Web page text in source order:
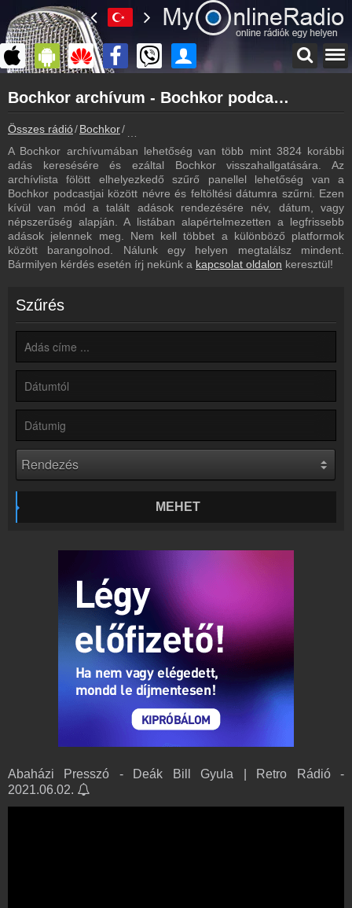
myonlineradio.hu
Bochkor
Vissza a Bochkor oldalára
Bejelentkezés
Hozz létre saját fiókot!
Most szól
Tudd meg mi szólt eddig
Frekvenciák
Bochkor frekvencia
Bochkor műsorai
Webkamera
Bochkor webkamera, élőkép
Hírek
Bochkor kapcsolatos hírek
Kapcsolat
Írj nekünk!
Partnerek
Rádiós partnerek
Rádió beágyazás
Ágyazd be weboldaladba
Bochkor archívum - Bochkor podcasts - Bochkor visszahallgatás
Összes rádió Bochkor
A Bochkor archívumában lehetőség van több mint 3824 korábbi
adás keresésére és ezáltal Bochkor visszahallgatására. Az
archívlista fölött elhelyezkedő szűrő panellel lehetőség van a
Bochkor podcastjai között névre és feltöltési dátumra szűrni. Ezen
kívül van mód a talált adások rendezésére név, dátum, vagy
népszerűség alapján. A listában alapértelmezetten a legfrissebb
adások jelennek meg. Nem kell többet a különböző platformok
között barangolnod. Nálunk egy helyen megtalálsz mindent.
Bármilyen kérdés esetén írj nekünk a kapcsolat oldalon keresztül!
Szűrés
MEHET
Abaházi Presszó - Deák Bill Gyula | Retro Rádió -
2021.06.02.